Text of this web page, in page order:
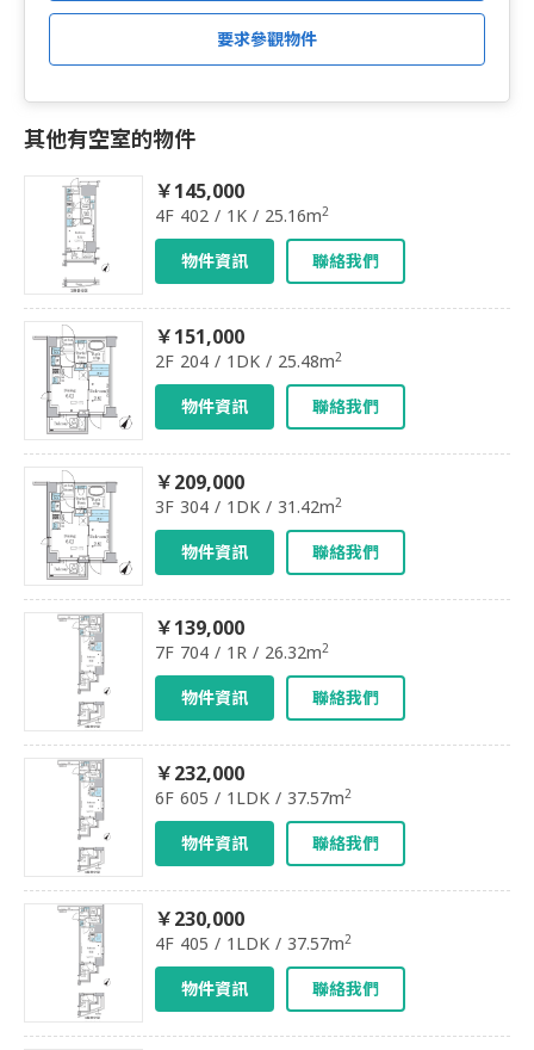
要求參觀物件
其他有空室的物件
￥145,000
4F 402 / 1K / 25.16m2
物件資訊 聯絡我們
￥151,000
2F 204 / 1DK / 25.48m2
物件資訊 聯絡我們
￥209,000
3F 304 / 1DK / 31.42m2
物件資訊 聯絡我們
￥139,000
7F 704 / 1R / 26.32m2
物件資訊 聯絡我們
￥232,000
6F 605 / 1LDK / 37.57m2
物件資訊 聯絡我們
￥230,000
4F 405 / 1LDK / 37.57m2
物件資訊 聯絡我們